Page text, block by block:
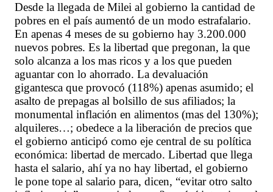
Desde la llegada de Milei al gobierno la cantidad de
pobres en el país aumentó de un modo estrafalario.
En apenas 4 meses de su gobierno hay 3.200.000
nuevos pobres. Es la libertad que pregonan, la que
solo alcanza a los mas ricos y a los que pueden
aguantar con lo ahorrado. La devaluación
gigantesca que provocó (118%) apenas asumido; el
asalto de prepagas al bolsillo de sus afiliados; la
monumental inflación en alimentos (mas del 130%);
alquileres…; obedece a la liberación de precios que
el gobierno anticipó como eje central de su política
económica: libertad de mercado. Libertad que llega
hasta el salario, ahí ya no hay libertad, el gobierno
le pone tope al salario para, dicen, “evitar otro salto